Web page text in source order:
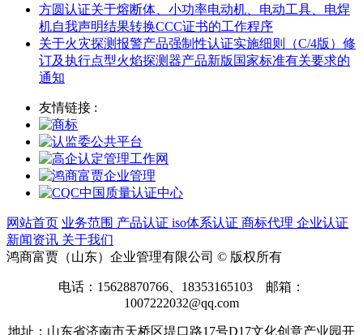
方圆认证关于熔断体、小功率电动机、电动工具、电焊
机自我声明结果转换CCC证书的工作程序
关于火灾探测报警产品强制性认证实施细则（C/4版）修
订及执行点型火焰探测器产品新版国家标准有关要求的
通知
友情链接 :
网站首页 业务范围 产品认证 iso体系认证 商标代理 企业认证
新闻资讯 关于我们
鸿商富贾（山东）企业管理有限公司 © 版权所有
电话：15628870766、18353165103 邮箱：
1007222032@qq.com
地址：山东省济南市天桥区堤口路17号D17文化创意产业园开